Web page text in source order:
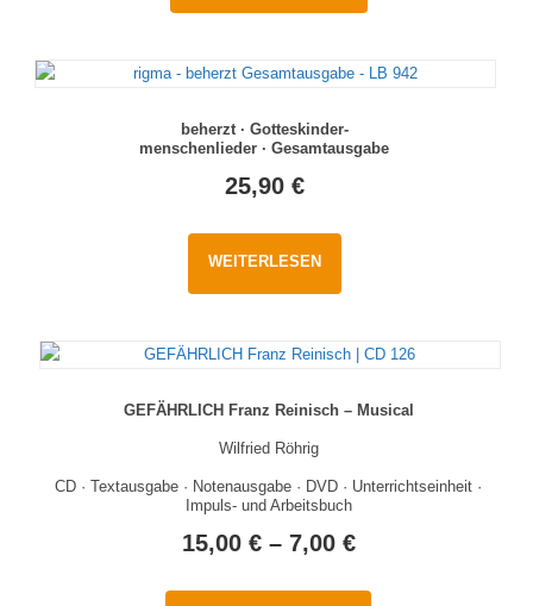
beherzt · Gotteskinder-
menschenlieder · Gesamtausgabe
25,90 €
WEITERLESEN
GEFÄHRLICH Franz Reinisch – Musical
Wilfried Röhrig
CD · Textausgabe · Notenausgabe · DVD · Unterrichtseinheit ·
Impuls- und Arbeitsbuch
15,00 €– 7,00 €